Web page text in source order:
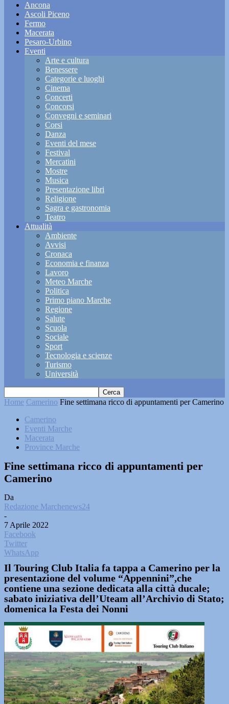
Ancona
Ascoli Piceno
Fermo
Macerata
Pesaro-Urbino
Eventi
Arte e cultura
Benessere
Categorie e luoghi
Cinema
Concerti
Concorsi
Convegni e seminari
Corsi
Danza
Eventi del mese
Festival
Mercatini
Mostre
Musica
Presentazione libri
Religione
Sagra e gastronomia
Teatro
Attualità
Ambiente
Avvisi
Cronaca
Economia e finanza
Lavoro
Meteo Marche
Politica
Primo piano Marche
Regione
Salute
Scuola
Sociale
Sport
Tecnologia e scienze
Turismo
Università
Home Camerino Fine settimana ricco di appuntamenti per Camerino
Camerino
Eventi Marche
Macerata
Province Marche
Fine settimana ricco di appuntamenti per
Camerino
Da
Redazione Marchenews24
-
7 Aprile 2022
Facebook
Twitter
WhatsApp
Il Touring Club Italia fa tappa a Camerino per la
presentazione del volume “Appennini”,che
contiene una sezione dedicata alla città ducale;
sabato iniziativa dell’Uteam all’Archivio di Stato;
domenica la Festa dei Nonni